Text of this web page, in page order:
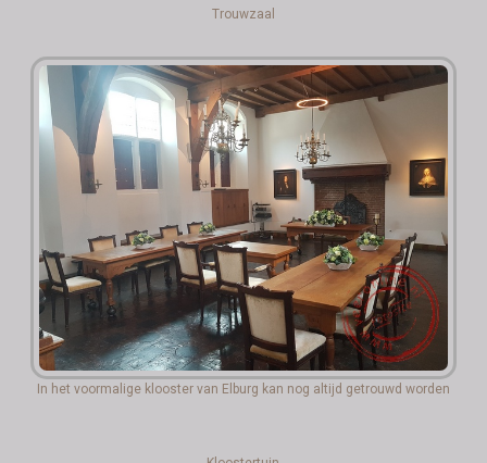
Trouwzaal
In het voormalige klooster van Elburg kan nog altijd getrouwd worden